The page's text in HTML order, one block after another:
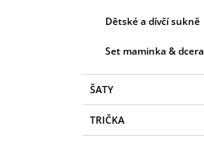
Dětské a dívčí sukně
Set maminka & dcera
ŠATY
TRIČKA